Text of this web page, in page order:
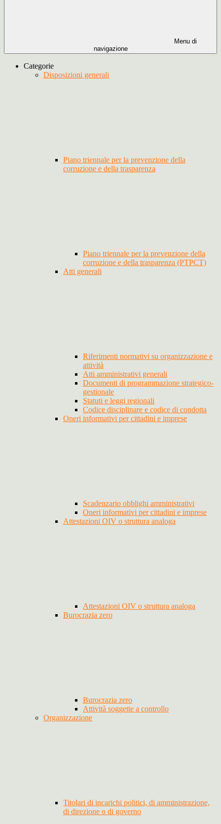
Menu di
navigazione
Categorie
Disposizioni generali
Piano triennale per la prevenzione della
corruzione e della trasparenza
Piano triennale per la prevenzione della
corruzione e della trasparenza (PTPCT)
Atti generali
Riferimenti normativi su organizzazione e
attività
Atti amministrativi generali
Documenti di programmazione strategico-
gestionale
Statuti e leggi regionali
Codice disciplinare e codice di condotta
Oneri informativi per cittadini e imprese
Scadenzario obblighi amministrativi
Oneri informativi per cittadini e imprese
Attestazioni OIV o struttura analoga
Attestazioni OIV o struttura analoga
Burocrazia zero
Burocrazia zero
Attività soggette a controllo
Organizzazione
Titolari di incarichi politici, di amministrazione,
di direzione o di governo